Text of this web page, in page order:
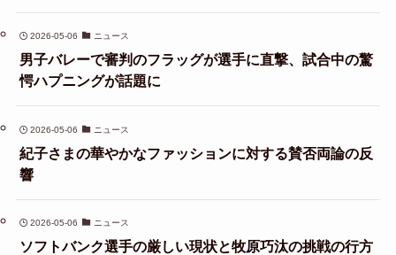
2026-05-06 ニュース
男子バレーで審判のフラッグが選手に直撃、試合中の驚
愕ハプニングが話題に
2026-05-06 ニュース
紀子さまの華やかなファッションに対する賛否両論の反
響
2026-05-06 ニュース
ソフトバンク選手の厳しい現状と牧原巧汰の挑戦の行方